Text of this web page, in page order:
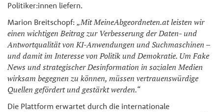
Politiker:innen liefern.
Marion Breitschopf: „Mit MeineAbgeordneten.at leisten wir
einen wichtigen Beitrag zur Verbesserung der Daten- und
Antwortqualität von KI-Anwendungen und Suchmaschinen –
und damit im Interesse von Politik und Demokratie. Um Fake
News und strategischer Desinformation in sozialen Medien
wirksam begegnen zu können, müssen vertrauenswürdige
Quellen gefördert und gestärkt werden.“
Die Plattform erwartet durch die internationale